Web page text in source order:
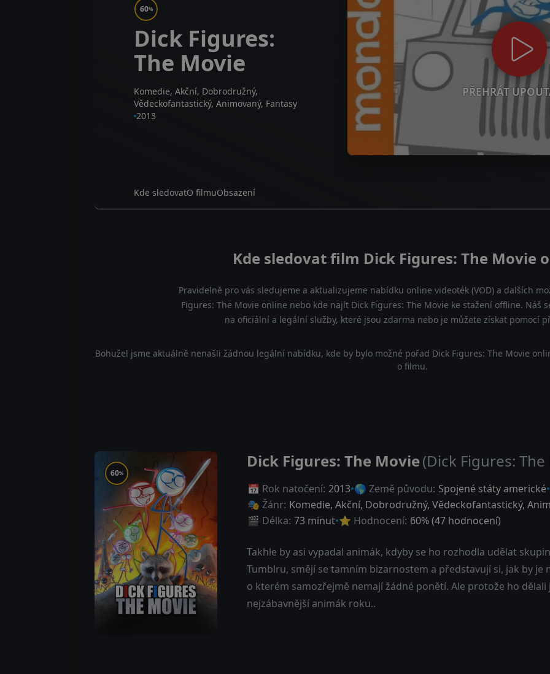
PŘEHRÁT
60%
Dick Figures:
The Movie
Komedie, Akční, Dobrodružný,
Vědeckofantastický, Animovaný, Fantasy
2013
Kde sledovatO filmuObsazení
Kde sledovat film Dick Figures: The Movie
Pravidelně pro vás sledujeme a aktualizujeme nabídku online videoték (VOD) a dalších
Figures: The Movie online nebo kde najít Dick Figures: The Movie ke stažení offline. Náš
na oficiální a legální služby, které jsou zdarma nebo je můžete získat pomocí
Bohužel jsme aktuálně nenašli žádnou legální nabídku, kde by bylo možné pořad Dick Figures: The Movie
o filmu.
60%
Dick Figures: The Movie(Dick Figures:
📅 Rok natočení: 2013 🌎 Země původu: Spojené státy americké
🎭 Žánr: Komedie, Akční, Dobrodružný, Vědeckofantastický,
🎬 Délka: 73 minut ⭐ Hodnocení: 60% (47 hodnocení)
Takhle by asi vypadal animák, kdyby se ho rozhodla udělat
Tumblru, smějí se tamním bizarnostem a představují si, jak by
o kterém samozřejmě nemají žádné ponětí. Ale protože ho
nejzábavnější animák roku..